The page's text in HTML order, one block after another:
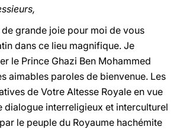
de grande joie pour moi de vous
dans ce lieu magnifique. Je
le Prince Ghazi Ben Mohammed
aimables paroles de bienvenue. Les
de Votre Altesse Royale en vue
dialogue interreligieux et interculturel
le peuple du Royaume hachémite